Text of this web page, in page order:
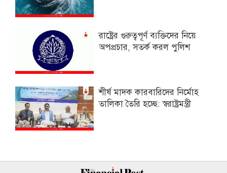
রাষ্ট্রের গুরুত্বপূর্ণ ব্যক্তিদের নিয়ে
অপপ্রচার, সতর্ক করল পুলিশ
শীর্ষ মাদক কারবারিদের নির্মোহ
তালিকা তৈরি হচ্ছে: স্বরাষ্ট্রমন্ত্রী